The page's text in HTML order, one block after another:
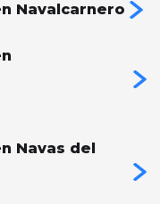
Navalcarnero
Navas del